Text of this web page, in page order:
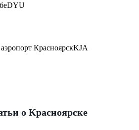
DYU
КрасноярскKJA
о Красноярске